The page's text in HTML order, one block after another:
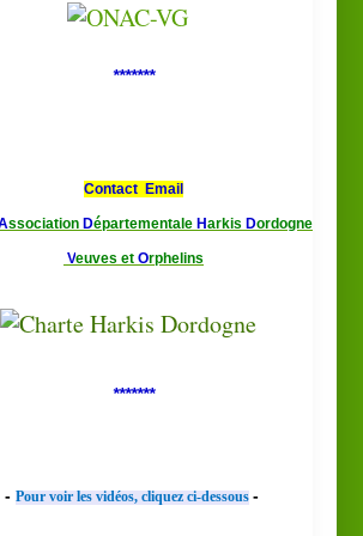
*******
Contact Email
ssociation Départementale Harkis Dordogne
Veuves et Orphelins
*******
- Pour voir les vidéos, cliquez ci-dessous -